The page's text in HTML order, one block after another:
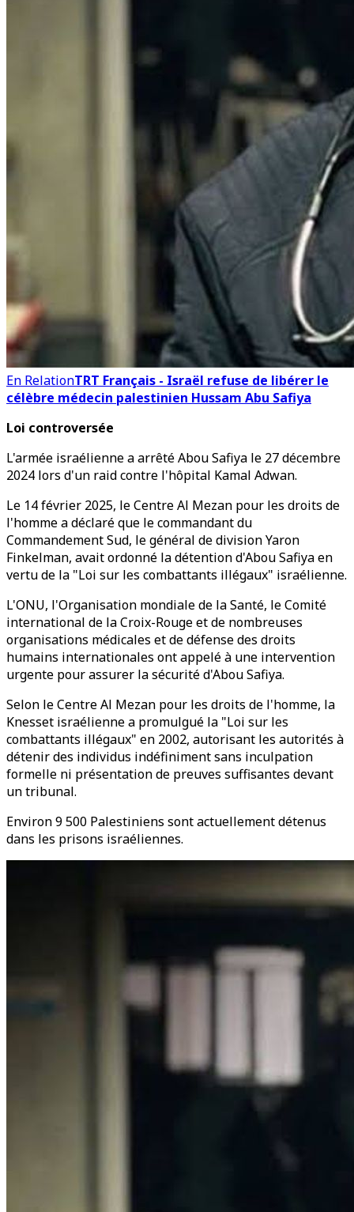
En RelationTRT Français - Israël refuse de libérer le
célèbre médecin palestinien Hussam Abu Safiya
Loi controversée
L'armée israélienne a arrêté Abou Safiya le 27 décembre
2024 lors d'un raid contre l'hôpital Kamal Adwan.
Le 14 février 2025, le Centre Al Mezan pour les droits de
l'homme a déclaré que le commandant du
Commandement Sud, le général de division Yaron
Finkelman, avait ordonné la détention d'Abou Safiya en
vertu de la "Loi sur les combattants illégaux" israélienne.
L'ONU, l'Organisation mondiale de la Santé, le Comité
international de la Croix-Rouge et de nombreuses
organisations médicales et de défense des droits
humains internationales ont appelé à une intervention
urgente pour assurer la sécurité d'Abou Safiya.
Selon le Centre Al Mezan pour les droits de l'homme, la
Knesset israélienne a promulgué la "Loi sur les
combattants illégaux" en 2002, autorisant les autorités à
détenir des individus indéfiniment sans inculpation
formelle ni présentation de preuves suffisantes devant
un tribunal.
Environ 9 500 Palestiniens sont actuellement détenus
dans les prisons israéliennes.